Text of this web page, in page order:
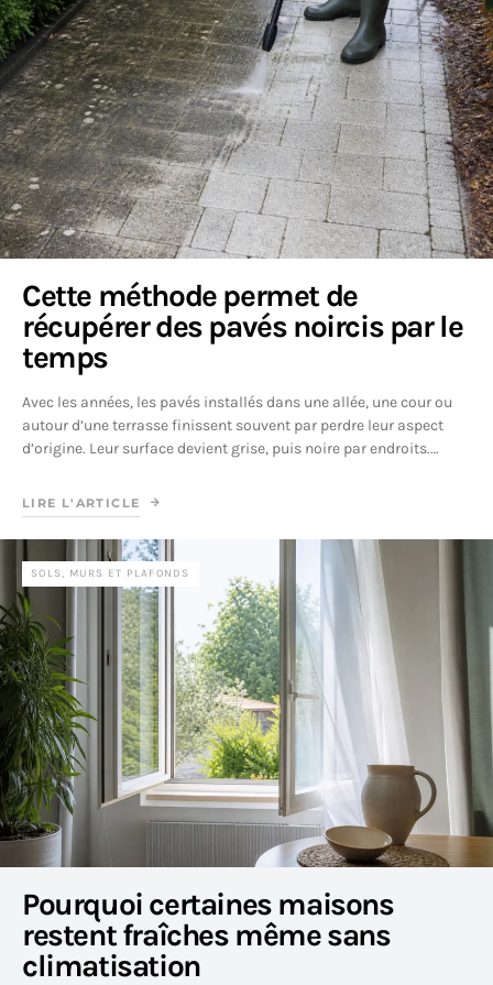
Cette méthode permet de
récupérer des pavés noircis par le
temps
Avec les années, les pavés installés dans une allée, une cour ou
autour d’une terrasse finissent souvent par perdre leur aspect
d’origine. Leur surface devient grise, puis noire par endroits.…
LIRE L'ARTICLE
SOLS, MURS ET PLAFONDS
Pourquoi certaines maisons
restent fraîches même sans
climatisation